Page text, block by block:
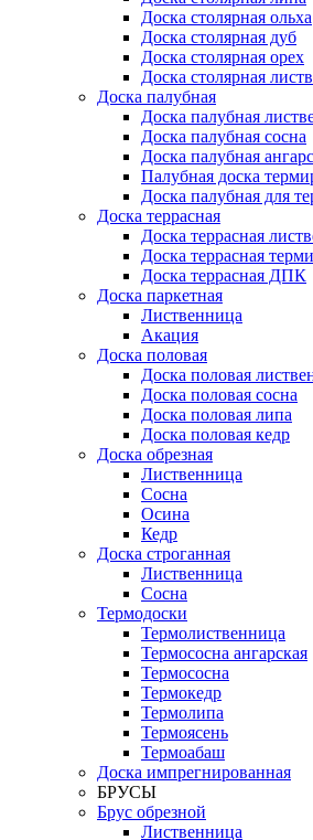
Доска столярная ольха
Доска столярная дуб
Доска столярная орех
Доска столярная
Доска палубная
Доска палубная
Доска палубная сосна
Доска палубная
Палубная доска
Доска палубная для
Доска террасная
Доска террасная
Доска террасная
Доска террасная ДПК
Доска паркетная
Лиственница
Акация
Доска половая
Доска половая
Доска половая сосна
Доска половая липа
Доска половая кедр
Доска обрезная
Лиственница
Сосна
Осина
Кедр
Доска строганная
Лиственница
Сосна
Термодоски
Термолиственница
Термососна ангарская
Термососна
Термокедр
Термолипа
Термоясень
Термоабаш
Доска импрегнированная
БРУСЫ
Брус обрезной
Лиственница